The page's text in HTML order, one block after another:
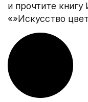
и прочтите книгу
«»Искусство